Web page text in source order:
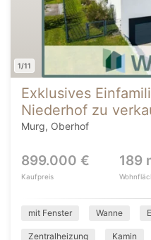
1/11
Exklusives
Niederhof zu
Murg, Oberhof
899.000 €
Kaufpreis
189
mit Fenster Wanne
Zentralheizung Kamin